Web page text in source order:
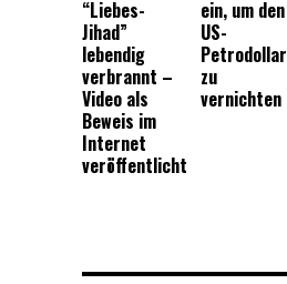
“Liebes-
Jihad”
lebendig
verbrannt –
Video als
Beweis im
Internet
veröffentlicht
ein, um den
US-
Petrodollar
zu
vernichten